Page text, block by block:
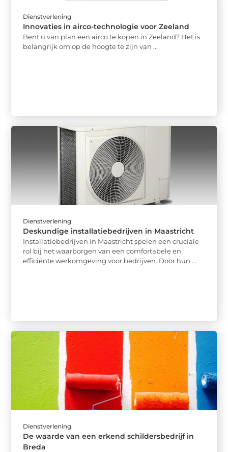
Dienstverlening
Innovaties in airco-technologie voor Zeeland
Bent u van plan een airco te kopen in Zeeland? Het is
belangrijk om op de hoogte te zijn van ...
Dienstverlening
Deskundige installatiebedrijven in Maastricht
Installatiebedrijven in Maastricht spelen een cruciale
rol bij het waarborgen van een comfortabele en
efficiënte werkomgeving voor bedrijven. Door hun ...
Dienstverlening
De waarde van een erkend schildersbedrijf in
Breda